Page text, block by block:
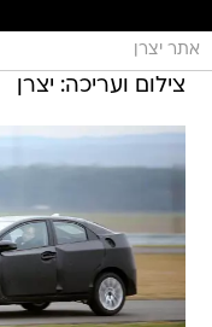
אתר יצרן
צילום ועריכה: יצרן